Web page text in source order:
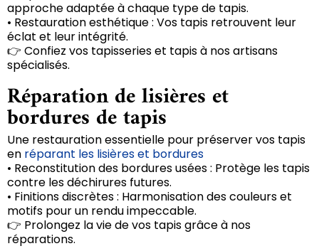
approche adaptée à chaque type de tapis.
• Restauration esthétique : Vos tapis retrouvent leur
éclat et leur intégrité.
👉 Confiez vos tapisseries et tapis à nos artisans
spécialisés.
Réparation de lisières et
bordures de tapis
Une restauration essentielle pour préserver vos tapis
en réparant les lisières et bordures
• Reconstitution des bordures usées : Protège les tapis
contre les déchirures futures.
• Finitions discrètes : Harmonisation des couleurs et
motifs pour un rendu impeccable.
👉 Prolongez la vie de vos tapis grâce à nos
réparations.